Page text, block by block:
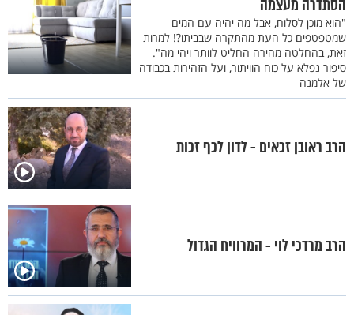
הסתדרה מעצמה
"הוא מוכן לסלוח, אבל מה יהיה עם המים
שמטפטפים כל העת מהתקרה שבביתו?! למרות
זאת, בהחלטה מהירה החליט לוותר ויהי מה".
סיפור נפלא על כוח הוויתור, ועל הזהירות בכבודה
של אלמנה
הרב ראובן זכאים - לדון לכף זכות
הרב מרדכי לוי - המרוויח הגדול